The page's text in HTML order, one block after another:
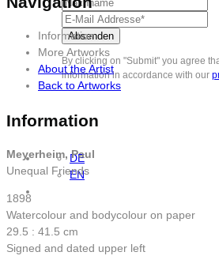
By clicking on "Submit" you agree
information in accordance with our
DE
EN
Information
More Artworks
About the Artist
Back to Artworks
Information
Meyerheim, Paul
Unequal Friends
1898
Watercolour and bodycolour on paper
29.5 : 41.5 cm
Signed and dated upper left